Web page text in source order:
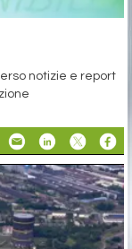
notizie e report